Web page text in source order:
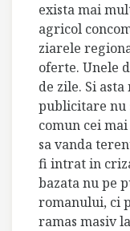
exista mai
agricol
ziarele
oferte. Unele
de zile. Si
publicitare nu
comun cei
sa vanda
fi intrat in
bazata nu pe
romanului, ci
ramas masiv